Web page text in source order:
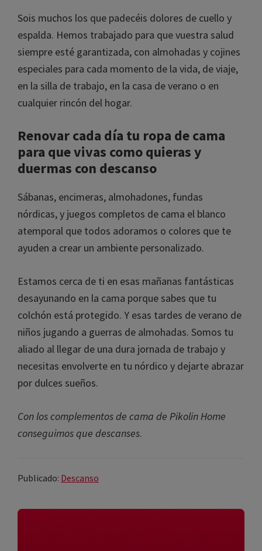
Sois muchos los que padecéis dolores de cuello y
espalda. Hemos trabajado para que vuestra salud
siempre esté garantizada, con almohadas y
cojines especiales para cada momento de la vida,
de viaje, en la silla de trabajo, en la casa de verano
o en cualquier rincón del hogar.
Renovar cada día tu ropa de cama
para que vivas como quieras y
duermas con descanso
Sábanas, encimeras, almohadones, fundas
nórdicas, y juegos completos de cama el blanco
atemporal que todos adoramos o colores que te
Estamos cerca de ti en esas mañanas fantásticas
desayunando en la cama porque sabes que tu
colchón está protegido. Y esas tardes de verano
de niños jugando a guerras de almohadas. Somos
tu aliado al llegar de una dura jornada de trabajo
y necesitas envolverte en tu nórdico y dejarte
Con los complementos de cama de Pikolin Home
¡Consigue un 10%
de descuento!
Únete y obtén tu descuento exclusivo en
productos para tu descanso
He leído y acepto lapolítica de privacidad